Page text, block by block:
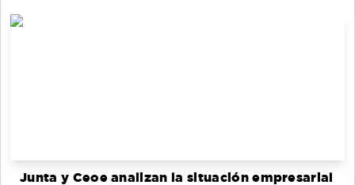
Junta y Ceoe analizan la situación empresarial